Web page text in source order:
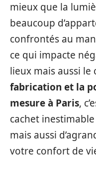
mieux que la
beaucoup
confrontés au
ce qui impacte
lieux mais aussi
fabrication et la
mesure à Paris,
cachet
mais aussi
votre confort de